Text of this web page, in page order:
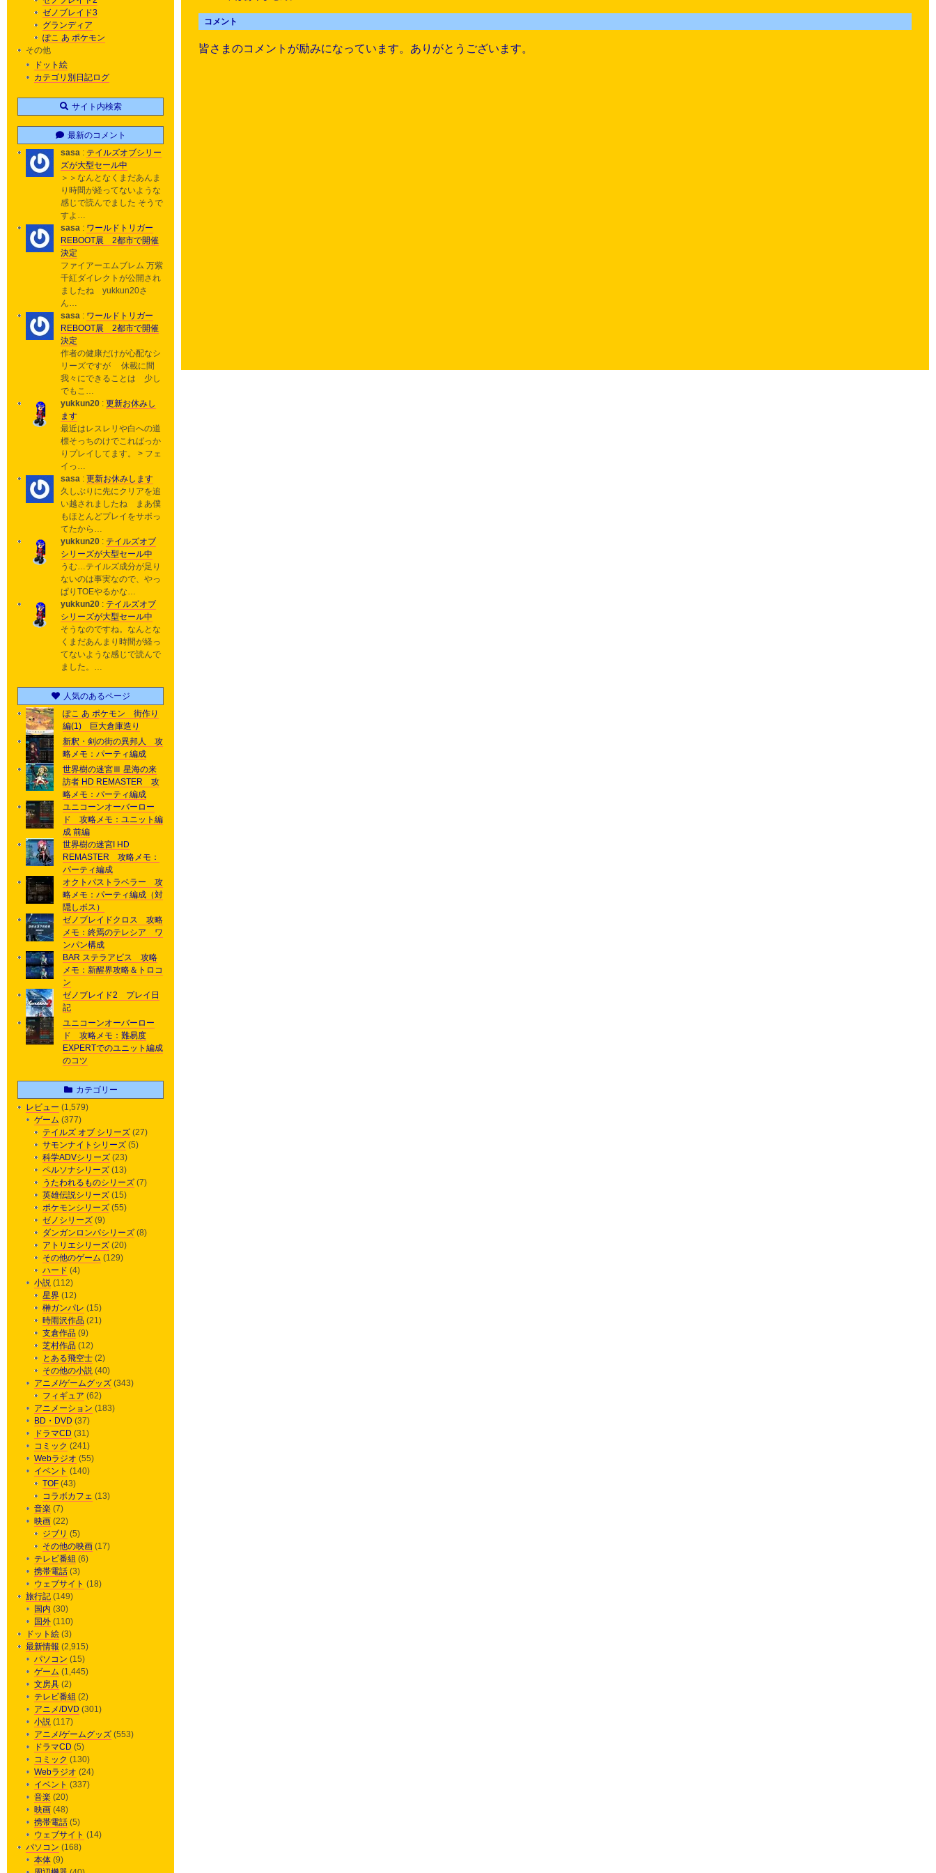
コメント
皆さまのコメントが励みになっています。ありがとうございます。
ゼノブレイド3
グランディア
ぽこ あ ポケモン
その他
ドット絵
カテゴリ別日記ログ
サイト内検索
最新のコメント
sasa : テイルズオブシリー
ズが大型セール中
＞＞なんとなくまだあんま
り時間が経ってないような
感じで読んでました そうで
すよ…
sasa : ワールドトリガー
REBOOT展 2都市で開催
決定
ファイアーエムブレム 万紫
千紅ダイレクトが公開され
ましたね yukkun20さ
ん…
sasa : ワールドトリガー
REBOOT展 2都市で開催
決定
作者の健康だけが心配なシ
リーズですが 休載に間
我々にできることは 少し
でもこ…
yukkun20 : 更新お休みし
ます
最近はレスレリや白への道
標そっちのけでこればっか
りプレイしてます。 > フェ
イっ…
sasa : 更新お休みします
久しぶりに先にクリアを追
い越されましたね まあ僕
もほとんどプレイをサボっ
てたから…
yukkun20 : テイルズオブ
シリーズが大型セール中
うむ…テイルズ成分が足り
ないのは事実なので、やっ
ぱりTOEやるかな…
yukkun20 : テイルズオブ
シリーズが大型セール中
そうなのですね。なんとな
くまだあんまり時間が経っ
てないような感じで読んで
ました。…
人気のあるページ
ぽこ あ ポケモン 街作り
編(1) 巨大倉庫造り
新釈・剣の街の異邦人 攻
略メモ：パーティ編成
世界樹の迷宮Ⅲ 星海の来
訪者 HD REMASTER 攻
略メモ：パーティ編成
ユニコーンオーバーロー
ド 攻略メモ：ユニット編
成 前編
世界樹の迷宮I HD
REMASTER 攻略メモ：
パーティ編成
オクトパストラベラー 攻
略メモ：パーティ編成（対
隠しボス）
ゼノブレイドクロス 攻略
メモ：終焉のテレシア ワ
ンパン構成
BAR ステラアビス 攻略
メモ：新醒界攻略＆トロコ
ン
ゼノブレイド2 プレイ日
記
ユニコーンオーバーロー
ド 攻略メモ：難易度
EXPERTでのユニット編成
のコツ
カテゴリー
レビュー (1,579)
ゲーム (377)
テイルズ オブ シリーズ (27)
サモンナイトシリーズ (5)
科学ADVシリーズ (23)
ペルソナシリーズ (13)
うたわれるものシリーズ (7)
英雄伝説シリーズ (15)
ポケモンシリーズ (55)
ゼノシリーズ (9)
ダンガンロンパシリーズ (8)
アトリエシリーズ (20)
その他のゲーム (129)
ハード (4)
小説 (112)
星界 (12)
榊ガンパレ (15)
時雨沢作品 (21)
支倉作品 (9)
芝村作品 (12)
とある飛空士 (2)
その他の小説 (40)
アニメ/ゲームグッズ (343)
フィギュア (62)
アニメーション (183)
BD・DVD (37)
ドラマCD (31)
コミック (241)
Webラジオ (55)
イベント (140)
TOF (43)
コラボカフェ (13)
音楽 (7)
映画 (22)
ジブリ (5)
その他の映画 (17)
テレビ番組 (6)
携帯電話 (3)
ウェブサイト (18)
旅行記 (149)
国内 (30)
国外 (110)
ドット絵 (3)
最新情報 (2,915)
パソコン (15)
ゲーム (1,445)
文房具 (2)
テレビ番組 (2)
アニメ/DVD (301)
小説 (117)
アニメ/ゲームグッズ (553)
ドラマCD (5)
コミック (130)
Webラジオ (24)
イベント (337)
音楽 (20)
映画 (48)
携帯電話 (5)
ウェブサイト (14)
パソコン (168)
本体 (9)